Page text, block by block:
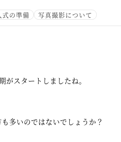
式の準備 写真撮影について
がスタートしましたね。
多いのではないでしょうか？